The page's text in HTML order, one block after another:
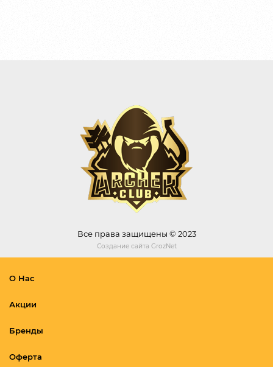
Все права защищены © 2023
Создание сайта GrozNet
О Нас
Акции
Бренды
Оферта